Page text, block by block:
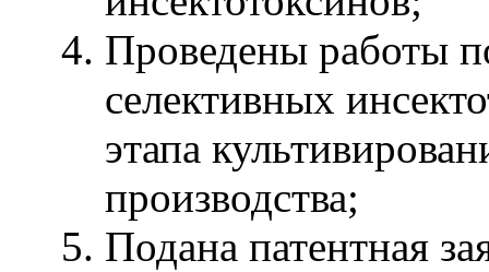
Проведены работы
селективных
этапа
производства;
Подана патентная